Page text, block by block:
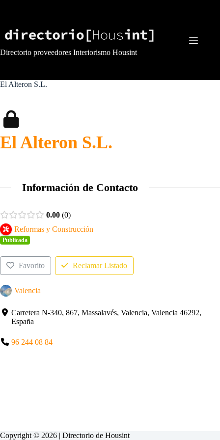
Directorio proveedores Interiorismo Housint
El Alteron S.L.
El Alteron S.L.
Información de Contacto
0.00 0
Reformas y Construcción
Publicada
Favorito Reclamar Listado
Valencia
Carretera N-340, 867, Massalavés, Valencia, Valencia 46292,
España
96 244 08 84
Copyright © 2026 | Directorio de Housint